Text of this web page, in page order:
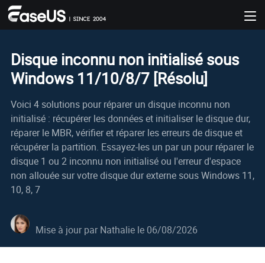
Disque inconnu non initialisé sous
Windows 11/10/8/7 [Résolu]
Voici 4 solutions pour réparer un disque inconnu non
initialisé : récupérer les données et initialiser le disque dur,
réparer le MBR, vérifier et réparer les erreurs de disque et
récupérer la partition. Essayez-les un par un pour réparer le
disque 1 ou 2 inconnu non initialisé ou l'erreur d'espace
non allouée sur votre disque dur externe sous Windows 11,
10, 8, 7
Mise à jour parNathaliele 06/08/2026